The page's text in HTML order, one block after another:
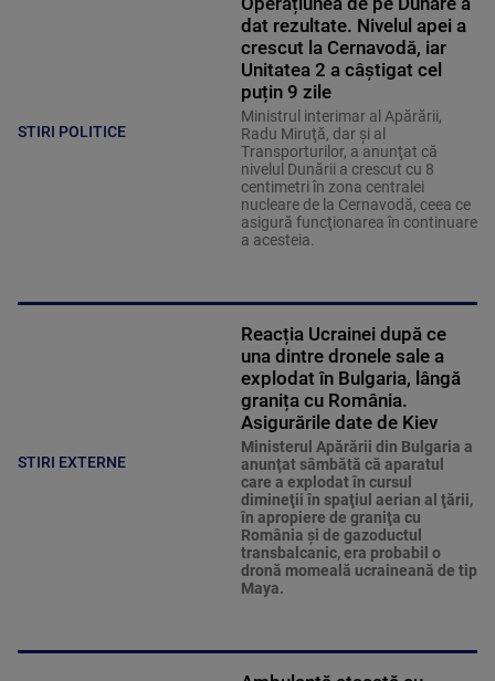
STIRI POLITICE
dat rezultate. Nivelul apei a
crescut la Cernavodă, iar
Unitatea 2 a câștigat cel
puțin 9 zile
Ministrul interimar al Apărării,
Radu Miruţă, dar şi al
Transporturilor, a anunţat că
nivelul Dunării a crescut cu 8
centimetri în zona centralei
nucleare de la Cernavodă, ceea ce
asigură funcţionarea în continuare
a acesteia.
STIRI EXTERNE
Reacția Ucrainei după ce
una dintre dronele sale a
explodat în Bulgaria, lângă
granița cu România.
Asigurările date de Kiev
Ministerul Apărării din Bulgaria a
anunţat sâmbătă că aparatul
care a explodat în cursul
dimineţii în spaţiul aerian al ţării,
în apropiere de graniţa cu
România şi de gazoductul
transbalcanic, era probabil o
dronă momeală ucraineană de tip
Maya.